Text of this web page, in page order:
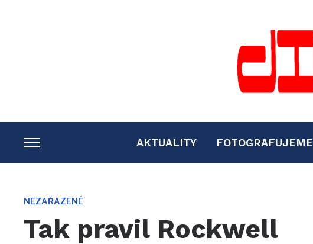
TOGGLE
SIDEBAR
NAVIGATION
AKTUALITY FOTOGRAFUJEME
NEZAŘAZENÉ
Tak pravil Rockwell